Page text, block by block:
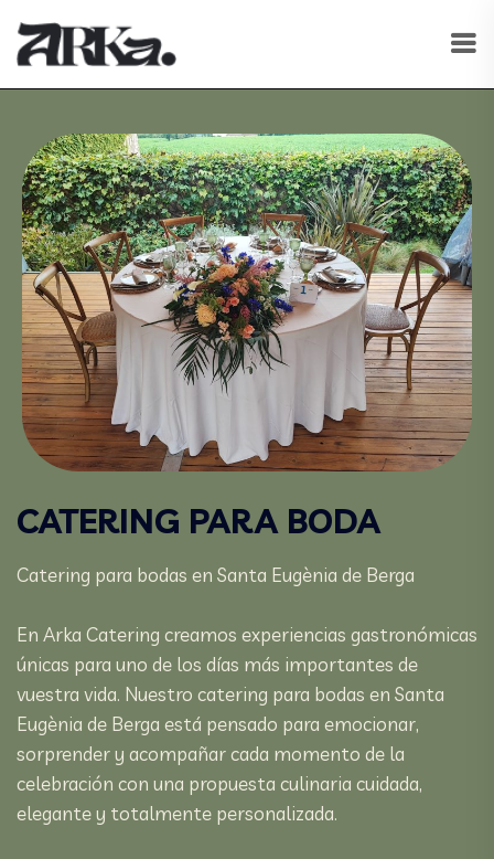
CATERING PARA BODA
Catering para bodas en Santa Eugènia de Berga
En Arka Catering creamos experiencias gastronómicas
únicas para uno de los días más importantes de
vuestra vida. Nuestro catering para bodas en Santa
Eugènia de Berga está pensado para emocionar,
sorprender y acompañar cada momento de la
celebración con una propuesta culinaria cuidada,
elegante y totalmente personalizada.